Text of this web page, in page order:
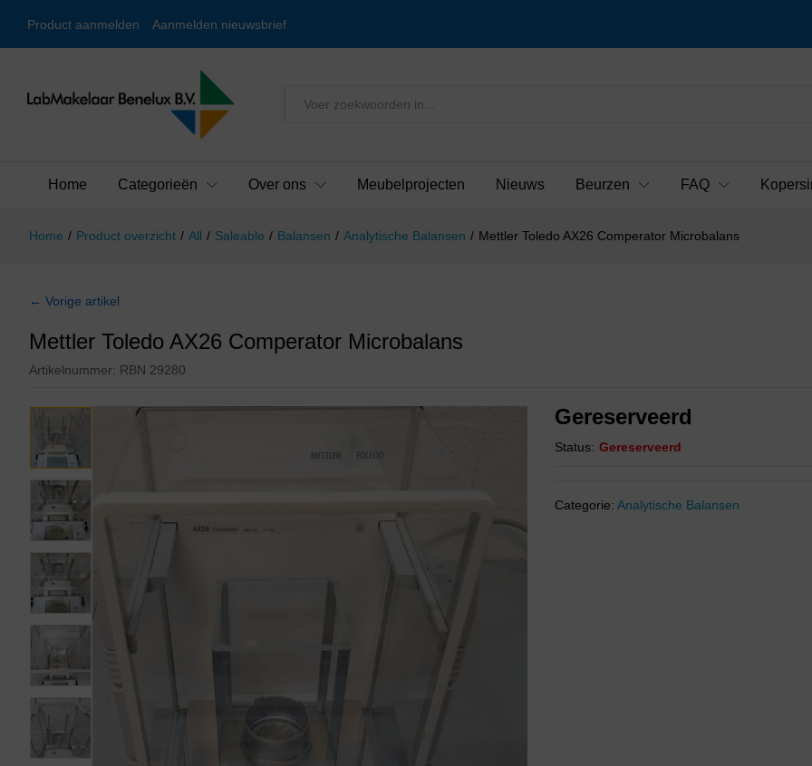
Product aanmelden Aanmelden nieuwsbrief
Alles
Home Categorieën Over ons Meubelprojecten Nieuws Beurzen FAQ
Home / Product overzicht / All / Saleable / Balansen / Analytische Balansen / Mettler Toledo AX26 Comperator Microbalans
← Vorige artikel
Mettler Toledo AX26 Comperator Microbalans
Artikelnummer: RBN 29280
Gereserveerd
Status: Gereserveerd
Categorie:Analytische Balansen